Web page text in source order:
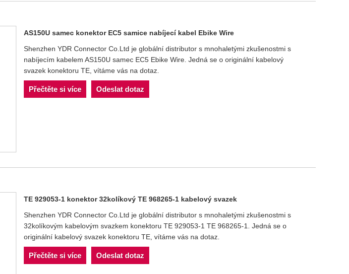
AS150U samec konektor EC5 samice nabíjecí kabel Ebike Wire
Shenzhen YDR Connector Co.Ltd je globální distributor s mnohaletými zkušenostmi s
nabíjecím kabelem AS150U samec EC5 Ebike Wire. Jedná se o originální kabelový
svazek konektoru TE, vítáme vás na dotaz.
Přečtěte si více Odeslat dotaz
TE 929053-1 konektor 32kolíkový TE 968265-1 kabelový svazek
Shenzhen YDR Connector Co.Ltd je globální distributor s mnohaletými zkušenostmi s
32kolíkovým kabelovým svazkem konektoru TE 929053-1 TE 968265-1. Jedná se o
originální kabelový svazek konektoru TE, vítáme vás na dotaz.
Přečtěte si více Odeslat dotaz